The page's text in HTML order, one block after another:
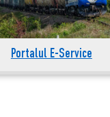
Portalul E-Service